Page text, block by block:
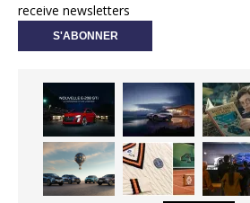
receive newsletters